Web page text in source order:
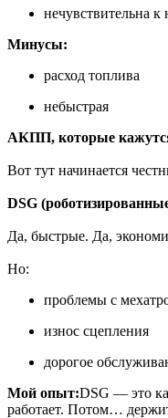
нечувствительна к
Минусы:
расход топлива
небыстрая
АКПП, которые
Вот тут начинается
DSG
Да, быстрые. Да,
Но:
проблемы с
износ сцепления
дорогое
Мой опыт:DSG — это
работает. Потом…